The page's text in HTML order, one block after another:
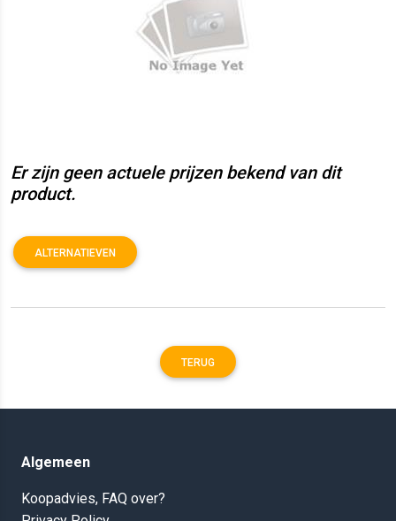
Er zijn geen actuele prijzen bekend van dit
product.
ALTERNATIEVEN
TERUG
Algemeen
Koopadvies, FAQ over?